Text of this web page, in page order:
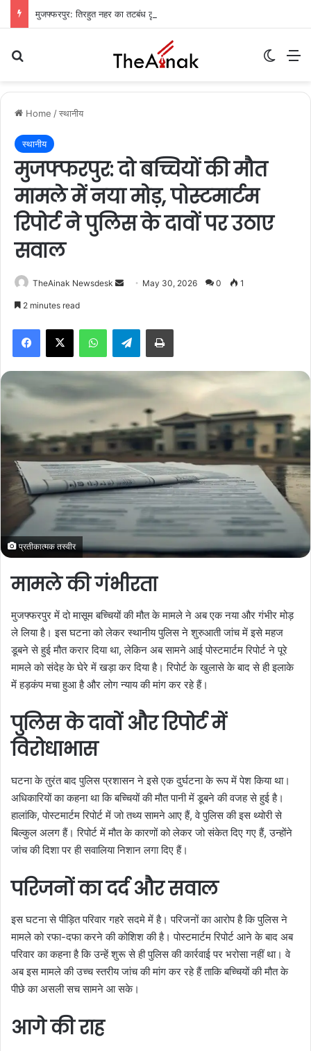
Home /स्थानीय
स्थानीय
मुजफ्फरपुर: दो बच्चियों की मौत
मामले में नया मोड़, पोस्टमार्टम
रिपोर्ट ने पुलिस के दावों पर उठाए
सवाल
TheAinak Newsdesk
a
m
i
May 30, 2026 0 1
2 minutes read
Telegram
प्रतीकात्मक तस्वीर
मामले की गंभीरता
मुजफ्फरपुर में दो मासूम बच्चियों की मौत के मामले ने अब एक नया और गंभीर मोड़
ले लिया है। इस घटना को लेकर स्थानीय पुलिस ने शुरुआती जांच में इसे महज
डूबने से हुई मौत करार दिया था, लेकिन अब सामने आई पोस्टमार्टम रिपोर्ट ने पूरे
मामले को संदेह के घेरे में खड़ा कर दिया है। रिपोर्ट के खुलासे के बाद से ही इलाके
में हड़कंप मचा हुआ है और लोग न्याय की मांग कर रहे हैं।
पुलिस के दावों और रिपोर्ट में
विरोधाभास
घटना के तुरंत बाद पुलिस प्रशासन ने इसे एक दुर्घटना के रूप में पेश किया था।
अधिकारियों का कहना था कि बच्चियों की मौत पानी में डूबने की वजह से हुई है।
हालांकि, पोस्टमार्टम रिपोर्ट में जो तथ्य सामने आए हैं, वे पुलिस की इस थ्योरी से
बिल्कुल अलग हैं। रिपोर्ट में मौत के कारणों को लेकर जो संकेत दिए गए हैं, उन्होंने
जांच की दिशा पर ही सवालिया निशान लगा दिए हैं।
परिजनों का दर्द और सवाल
इस घटना से पीड़ित परिवार गहरे सदमे में है। परिजनों का आरोप है कि पुलिस ने
मामले को रफा-दफा करने की कोशिश की है। पोस्टमार्टम रिपोर्ट आने के बाद अब
परिवार का कहना है कि उन्हें शुरू से ही पुलिस की कार्रवाई पर भरोसा नहीं था। वे
अब इस मामले की उच्च स्तरीय जांच की मांग कर रहे हैं ताकि बच्चियों की मौत के
पीछे का असली सच सामने आ सके।
आगे की राह